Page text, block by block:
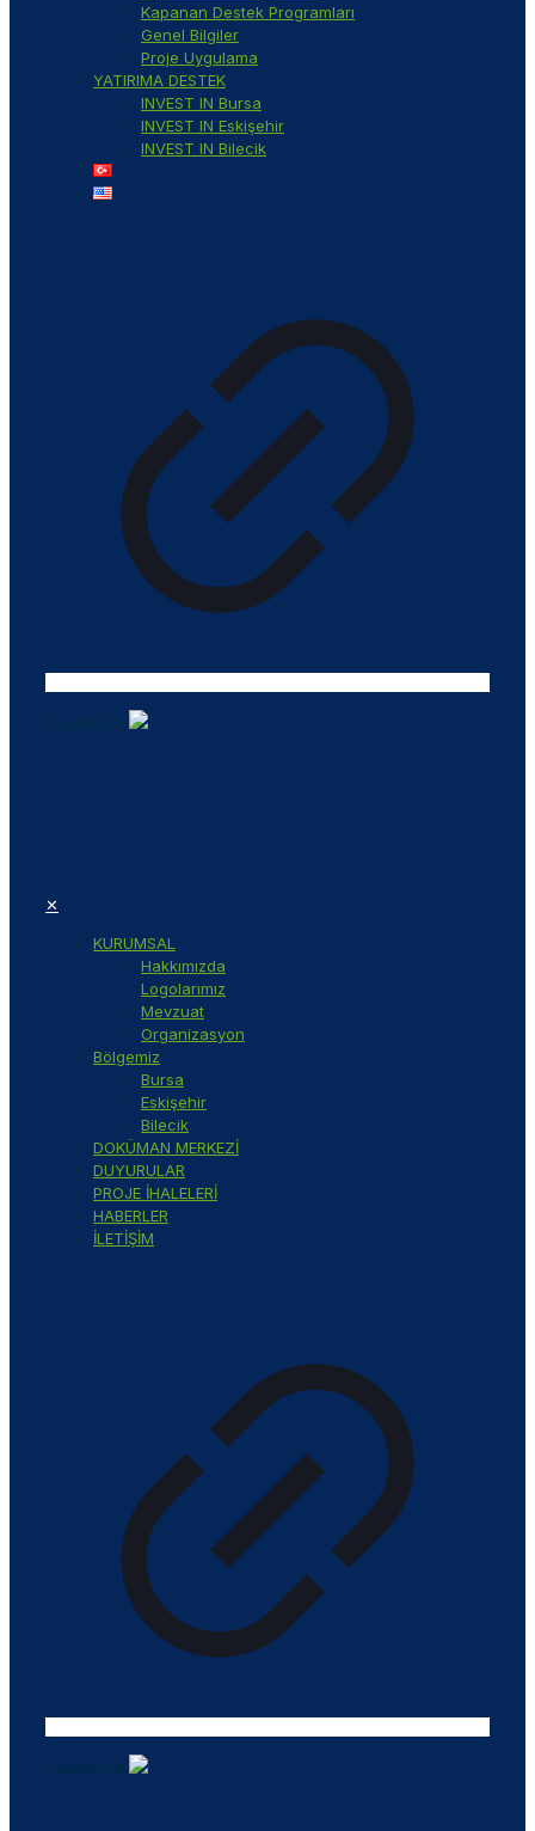
Kapanan Destek Programları
Genel Bilgiler
Proje Uygulama
YATIRIMA DESTEK
INVEST IN Bursa
INVEST IN Eskişehir
INVEST IN Bilecik
✕
KURUMSAL
Hakkımızda
Logolarımız
Mevzuat
Organizasyon
Bölgemiz
Bursa
Eskişehir
Bilecik
DOKÜMAN MERKEZİ
DUYURULAR
PROJE İHALELERİ
HABERLER
İLETİŞİM